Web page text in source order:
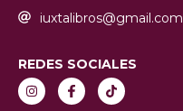
iuxtalibros@gmail.com
REDES SOCIALES